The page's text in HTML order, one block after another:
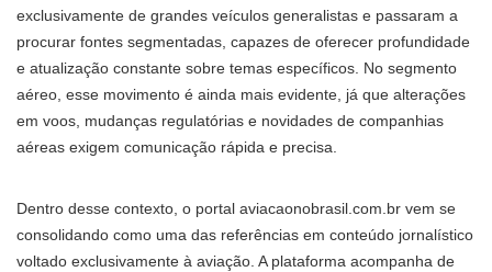
exclusivamente de grandes veículos generalistas e passaram a
procurar fontes segmentadas, capazes de oferecer profundidade
e atualização constante sobre temas específicos. No segmento
aéreo, esse movimento é ainda mais evidente, já que alterações
em voos, mudanças regulatórias e novidades de companhias
aéreas exigem comunicação rápida e precisa.
Dentro desse contexto, o portal aviacaonobrasil.com.br vem se
consolidando como uma das referências em conteúdo jornalístico
voltado exclusivamente à aviação. A plataforma acompanha de